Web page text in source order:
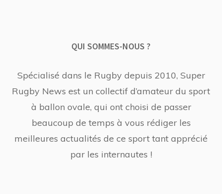
QUI SOMMES-NOUS ?
Spécialisé dans le Rugby depuis 2010, Super
Rugby News est un collectif d’amateur du sport
à ballon ovale, qui ont choisi de passer
beaucoup de temps à vous rédiger les
meilleures actualités de ce sport tant apprécié
par les internautes !